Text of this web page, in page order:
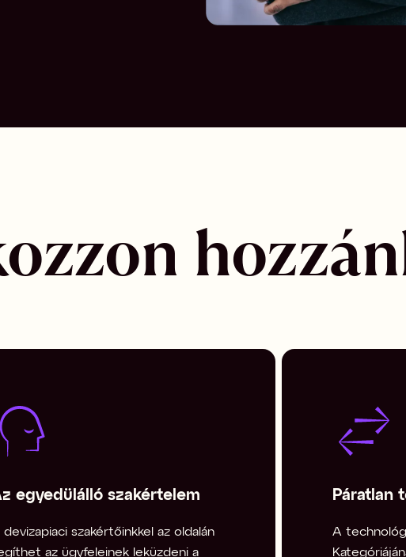
egyedülálló szakértelem
devizapiaci szakértőinkkel az oldalán
az ügyfeleinek leküzdeni a
Páratlan
A